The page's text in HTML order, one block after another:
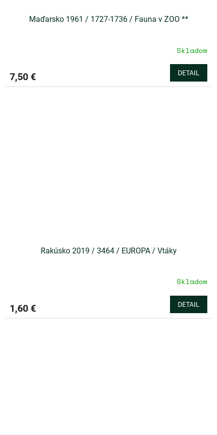
Maďarsko 1961 / 1727-1736 / Fauna v ZOO **
Skladom
7,50 € DETAIL
Rakúsko 2019 / 3464 / EUROPA / Vtáky
Skladom
1,60 € DETAIL